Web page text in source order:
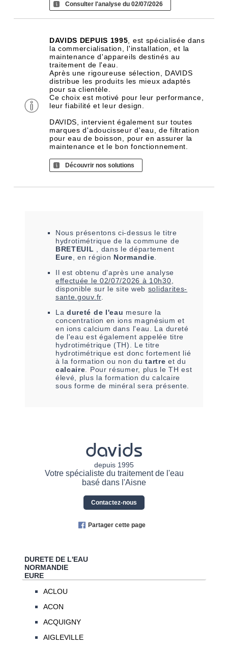
Consulter l'analyse du 02/07/2026
DAVIDS DEPUIS 1995 , est spécialisée dans
la commercialisation, l'installation, et la
maintenance d'appareils destinés au
traitement de l'eau.
Après une rigoureuse sélection, DAVIDS
distribue les produits les mieux adaptés
pour sa clientèle.
Ce choix est motivé pour leur performance,
leur fiabilité et leur design.
DAVIDS, intervient également sur toutes
marques d'adoucisseur d'eau, de filtration
pour eau de boisson, pour en assurer la
maintenance et le bon fonctionnement.
Découvrir nos solutions
Nous présentons ci-dessus le titre
hydrotimétrique de la commune de
BRETEUIL
, dans le département
Eure , en région Normandie
Il est obtenu d'après une analyse
effectuée le 02/07/2026 à 10h30
disponible sur le site web solidarites-
sante.gouv.fr.
La dureté de l'eau mesure la
concentration en ions magnésium et
en ions calcium dans l'eau. La dureté
de l'eau est également appelée titre
hydrotimétrique (TH). Le titre
hydrotimétrique est donc fortement lié
à la formation ou non dutartre et du
calcaire . Pour résumer, plus le TH est
élevé, plus la formation du calcaire
sous forme de minéral sera présente.
davids
depuis 1995
Votre spécialiste du traitement de l'eau
basé dans l'Aisne
Contactez-nous
Partager cette page
DURETE DE L'EAU
NORMANDIE
EURE
ACLOU
ACON
ACQUIGNY
AIGLEVILLE